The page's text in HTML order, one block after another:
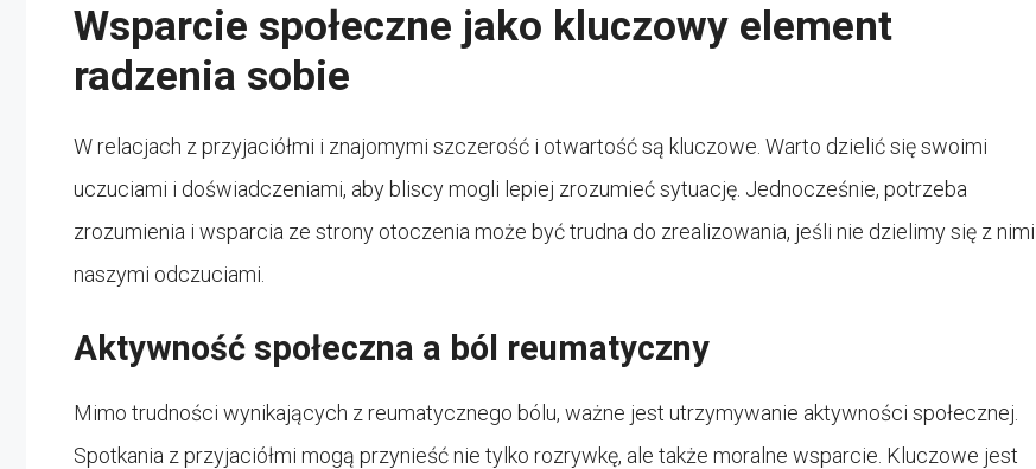
Wsparcie społeczne jako kluczowy element
radzenia sobie
W relacjach z przyjaciółmi i znajomymi szczerość i otwartość są kluczowe. Warto dzielić się swoimi
uczuciami i doświadczeniami, aby bliscy mogli lepiej zrozumieć sytuację. Jednocześnie, potrzeba
zrozumienia i wsparcia ze strony otoczenia może być trudna do zrealizowania, jeśli nie dzielimy się z nimi
naszymi odczuciami.
Aktywność społeczna a ból reumatyczny
Mimo trudności wynikających z reumatycznego bólu, ważne jest utrzymywanie aktywności społecznej.
Spotkania z przyjaciółmi mogą przynieść nie tylko rozrywkę, ale także moralne wsparcie. Kluczowe jest